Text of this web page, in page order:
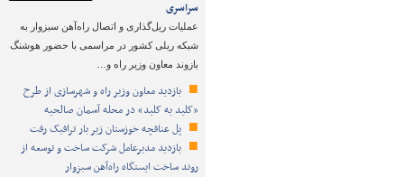
سراسری
عملیات ریل‌گذاری و اتصال راه‌آهن سبزوار به
شبکه ریلی کشور در مراسمی با حضور هوشنگ
بازوند معاون وزیر راه و…
بازدید معاون وزیر راه و شهرسازی از طرح
«کلید به کلید» در محله آسمان صالحیه
پل عنافچه خوزستان زیر بار ترافیک رفت
بازدید مدیرعامل شرکت ساخت و توسعه از
روند ساخت ایستگاه راه‌آهن سبزوار